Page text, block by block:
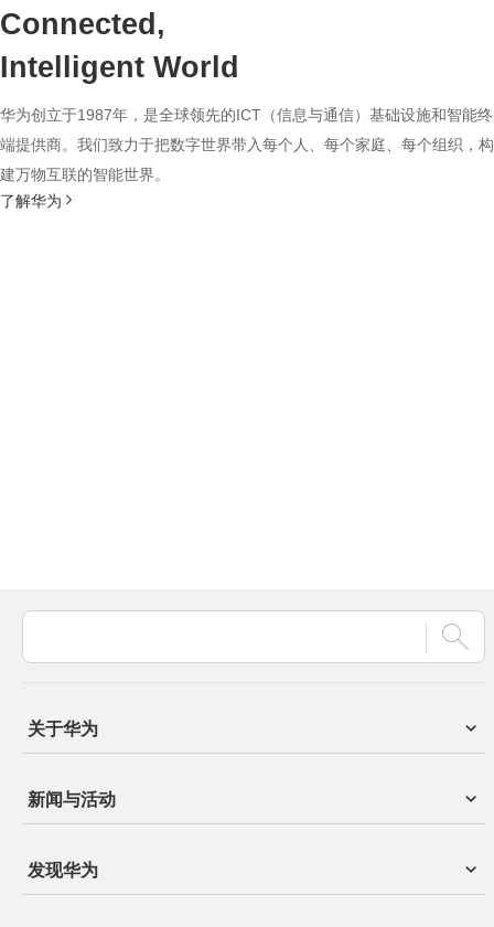
Connected,
Intelligent World
华为创立于1987年，是全球领先的ICT（信息与通信）基础设施和智能终
端提供商。我们致力于把数字世界带入每个人、每个家庭、每个组织，构
建万物互联的智能世界。
了解华为
关于华为
新闻与活动
发现华为